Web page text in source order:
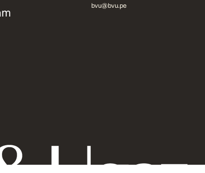
bvu@bvu.pe